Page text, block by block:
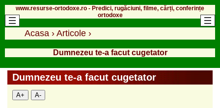
www.resurse-ortodoxe.ro - Predici, rugăciuni, filme, cărți, conferințe
ortodoxe
Acasa › Articole ›
Dumnezeu te-a facut cugetator
Dumnezeu te-a facut cugetator
A+ A-